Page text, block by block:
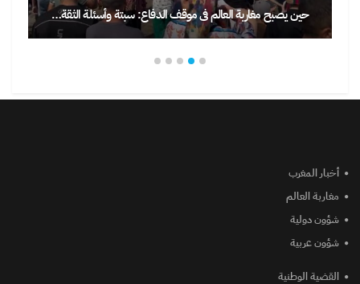
حين يصبح مغاربة العالم في موقف الدفاع: سبتة وأسئلة الثقة…
أخبار المغرب
مغاربة العالم
شؤون دولية
شؤون عربية
القضية الوطنية